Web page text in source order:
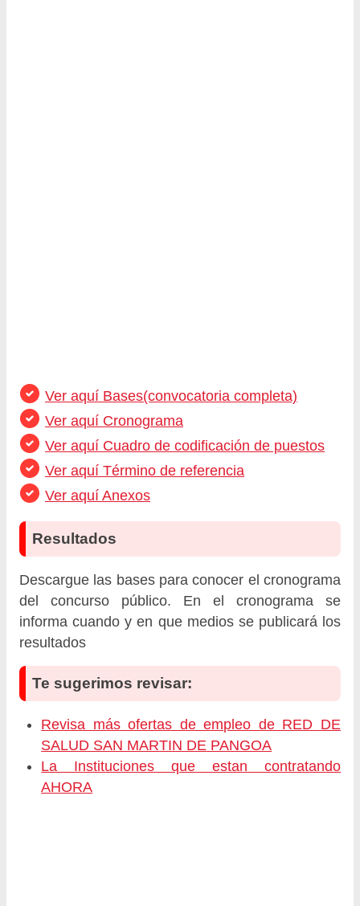
Ver aquí Bases(convocatoria completa)
Ver aquí Cronograma
Ver aquí Cuadro de codificación de puestos
Ver aquí Término de referencia
Ver aquí Anexos
Resultados
Descargue las bases para conocer el cronograma
del concurso público. En el cronograma se
informa cuando y en que medios se publicará los
resultados
Te sugerimos revisar:
Revisa más ofertas de empleo de RED DE
SALUD SAN MARTIN DE PANGOA
La Instituciones que estan contratando
AHORA